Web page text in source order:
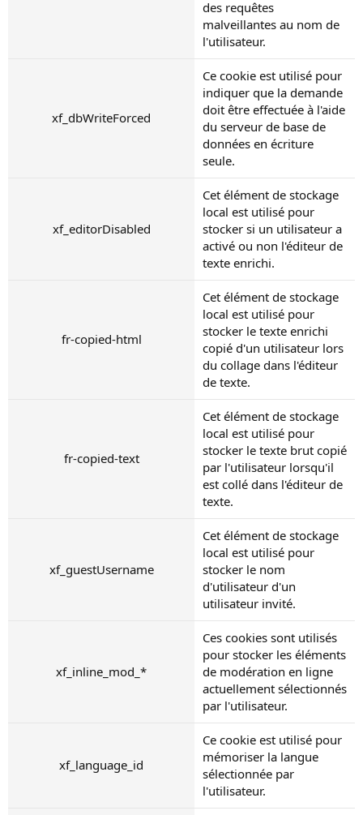
des requêtes
malveillantes au nom de
l'utilisateur.
xf_dbWriteForced
Ce cookie est utilisé pour
indiquer que la demande
doit être effectuée à l'aide
du serveur de base de
données en écriture
seule.
xf_editorDisabled
Cet élément de stockage
local est utilisé pour
stocker si un utilisateur a
activé ou non l'éditeur de
texte enrichi.
fr-copied-html
Cet élément de stockage
local est utilisé pour
stocker le texte enrichi
copié d'un utilisateur lors
du collage dans l'éditeur
de texte.
fr-copied-text
Cet élément de stockage
local est utilisé pour
stocker le texte brut copié
par l'utilisateur lorsqu'il
est collé dans l'éditeur de
texte.
xf_guestUsername
Cet élément de stockage
local est utilisé pour
stocker le nom
d'utilisateur d'un
utilisateur invité.
xf_inline_mod_*
Ces cookies sont utilisés
pour stocker les éléments
de modération en ligne
actuellement sélectionnés
par l'utilisateur.
xf_language_id
Ce cookie est utilisé pour
mémoriser la langue
sélectionnée par
l'utilisateur.